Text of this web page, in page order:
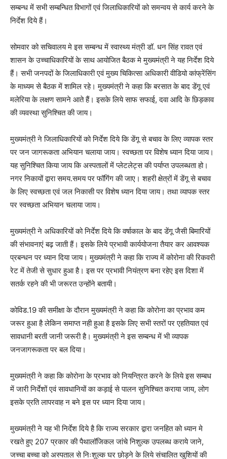
सम्बन्ध में सभी सम्बन्धित विभागों एवं जिलाधिकारियों को समन्वय से कार्य करने के
निर्देश दिये हैं।
सोमवार को सचिवालय मे इस सम्बन्ध में स्वास्थ्य मंत्री डॉ. धन सिंह रावत एवं
शासन के उच्चाधिकारियों के साथ आयोजित बैठक मे मुख्यमंत्री ने यह निर्देश दिये
हैं। सभी जनपदों के जिलाधिकारी एवं मुख्य चिकित्सा अधिकारी वीडियो कांफ्रेंसिंग
के माध्यम से बैठक में शामिल रहे। मुख्यमंत्री ने कहा कि बरसात के बाद डेंगू एवं
मलेरिया के लक्षण सामने आते हैं। इसके लिये साफ सफाई, दवा आदि के छिड़काव
की व्यवस्था सुनिश्चित की जाय।
मुख्यमंत्री ने जिलाधिकारियों को निर्देश दिये कि डेंगू से बचाव के लिए व्यापक स्तर
पर जन जागरूकता अभियान चलाया जाय। स्वच्छता पर विशेष ध्यान दिया जाय।
यह सुनिश्चित किया जाय कि अस्पतालों में प्लेटलेट्स की पर्याप्त उपलब्धता हो।
नगर निकायों द्वारा समय.समय पर फॉगिंग की जाए। शहरी क्षेत्रों में डेंगू से बचाव
के लिए स्वच्छता एवं जल निकासी पर विशेष ध्यान दिया जाय। तथा व्यापक स्तर
पर स्वच्छता अभियान चलाया जाय।
मुख्यमंत्री ने अधिकारियों को निर्देश दिये कि वर्षाकाल के बाद डेंगू जैसी बिमारियों
की संभावनाएं बढ़ जाती हैं। इसके लिये प्रभावी कार्ययोजना तैयार कर आवश्यक
प्रबन्धन पर ध्यान दिया जाय। मुख्यमंत्री ने कहा कि राज्य में कोरोना की रिकवरी
रेट में तेजी से सुधार हुआ है। इस पर प्रभावी नियंत्रण बना रहेए इस दिशा में
सतर्क रहने की भी जरूरत उन्होंने बतायी।
कोविड.19 की समीक्षा के दौरान मुख्यमंत्री ने कहा कि कोरोना का प्रभाव कम
जरूर हुआ है लेकिन समाप्त नही हुआ है इसके लिए सभी स्तरों पर एहतियात एवं
सावधानी बरती जानी जरूरी है। मुख्यमंत्री ने इस सम्बन्ध में भी व्यापक
जनजागरूकता पर बल दिया।
मुख्यमंत्री ने कहा कि कोरोना के प्रभाव को नियन्त्रित करने के लिये इस सम्बध
में जारी निर्देशों एवं सावधानियों का कड़ाई से पालन सुनिश्चित कराया जाय, लोग
इसके प्रति लापरवाह न बने इस पर ध्यान दिया जाय।
मुख्यमंत्री ने यह भी निर्देश दिये है कि राज्य सरकार द्वारा जनहित को ध्यान मे
रखते हुए 207 प्रकार की पैथालॉजिकल जांचे निशुल्क उपलब्ध कराये जाने,
जच्चा बच्चा को अस्पताल से निःशुल्क घर छोड़ने के लिये संचालित खुशियों की